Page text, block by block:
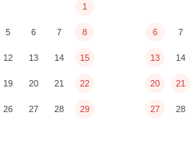
1
5 6 7 8
12 13 14 15
19 20 21 22
26 27 28 29
6 7
13 14
20 21
27 28